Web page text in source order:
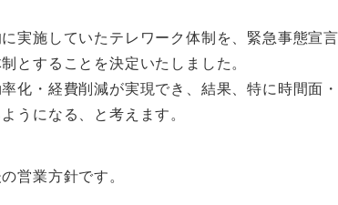
実施していたテレワーク体制を、緊急事態宣
とすることを決定いたしました。
化・経費削減が実現でき、結果、特に時間面
うになる、と考えます。
営業方針です。